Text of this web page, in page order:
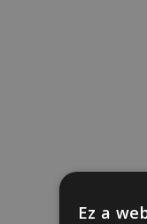
Ez a